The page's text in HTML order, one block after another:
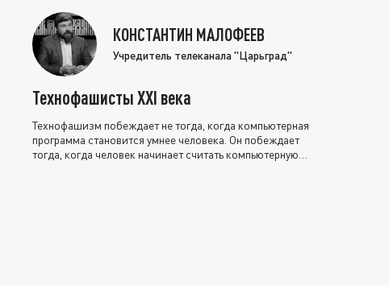
КОНСТАНТИН МАЛОФЕЕВ
Учредитель телеканала "Царьград"
Технофашисты XXI века
Технофашизм побеждает не тогда, когда компьютерная
программа становится умнее человека. Он побеждает
тогда, когда человек начинает считать компьютерную